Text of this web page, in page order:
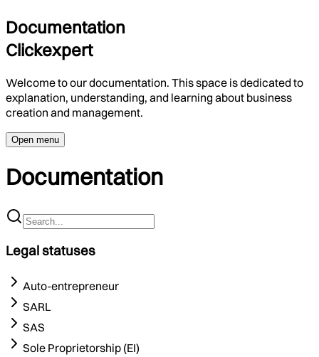
Documentation
Clickexpert
Welcome to our documentation. This space is dedicated to
explanation, understanding, and learning about business
creation and management.
Open menu
Documentation
Legal statuses
Auto-entrepreneur
SARL
SAS
Sole Proprietorship (EI)